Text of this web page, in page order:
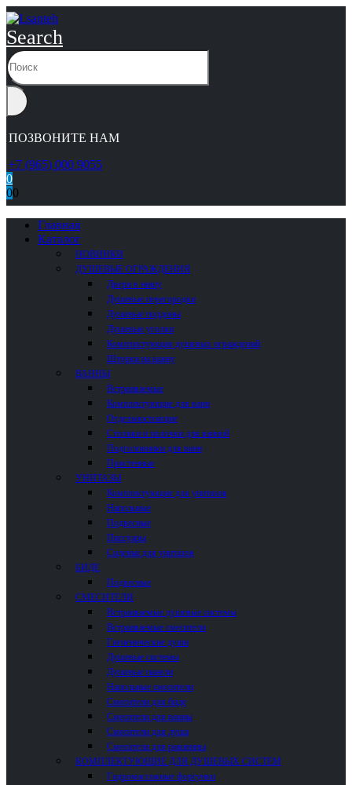
Search
ПОЗВОНИТЕ НАМ
+7 (965) 000 9055
0
00
Главная
Каталог
НОВИНКИ
ДУШЕВЫЕ ОГРАЖДЕНИЯ
Двери в нишу
Душевые перегородки
Душевые поддоны
Душевые уголки
Комплектующие душевых ограждений
Шторки на ванну
ВАННЫ
Встраиваемые
Комплектующие для ванн
Отдельностоящие
Столики и полочки для ванной
Подголовники для ванн
Пристенные
УНИТАЗЫ
Комплектующие для унитазов
Напольные
Подвесные
Писсуары
Сиденья для унитазов
БИДЕ
Подвесные
СМЕСИТЕЛИ
Встраиваемые душевые системы
Встраиваемые смесители
Гигиенические души
Душевые системы
Душевые панели
Напольные смесители
Смесители для биде
Смесители для ванны
Смесители для душа
Смесители для раковины
КОМПЛЕКТУЮЩИЕ ДЛЯ ДУШЕВЫХ СИСТЕМ
Гидромассажные форсунки